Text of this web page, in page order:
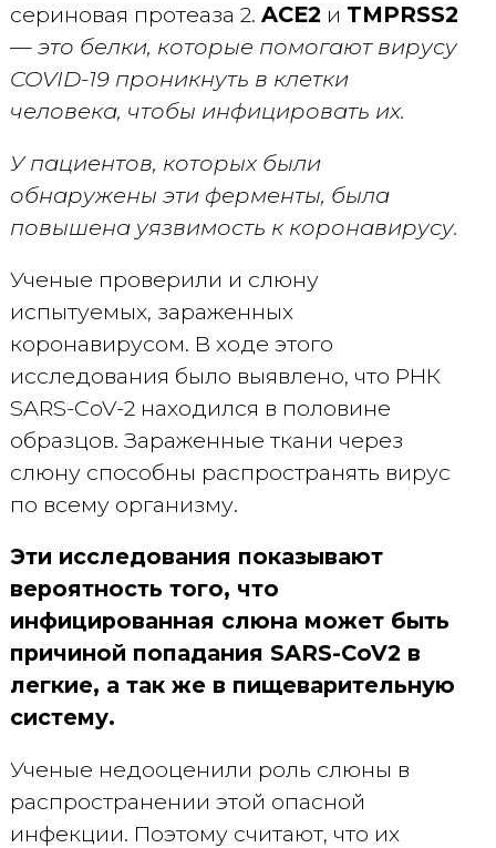
сериновая протеаза 2. ACE2 и TMPRSS2
—это белки, которые помогают вирусу
COVID-19 проникнуть в клетки
человека, чтобы инфицировать их.
У пациентов, которых были
обнаружены эти ферменты, была
повышена уязвимость к коронавирусу.
Ученые проверили и слюну
испытуемых, зараженных
коронавирусом. В ходе этого
исследования было выявлено, что РНК
SARS-CoV-2 находился в половине
образцов. Зараженные ткани через
слюну способны распространять вирус
по всему организму.
Эти исследования показывают
вероятность того, что
инфицированная слюна может быть
причиной попадания SARS-CoV2 в
легкие, а так же в пищеварительную
систему.
Ученые недооценили роль слюны в
распространении этой опасной
инфекции. Поэтому считают, что их